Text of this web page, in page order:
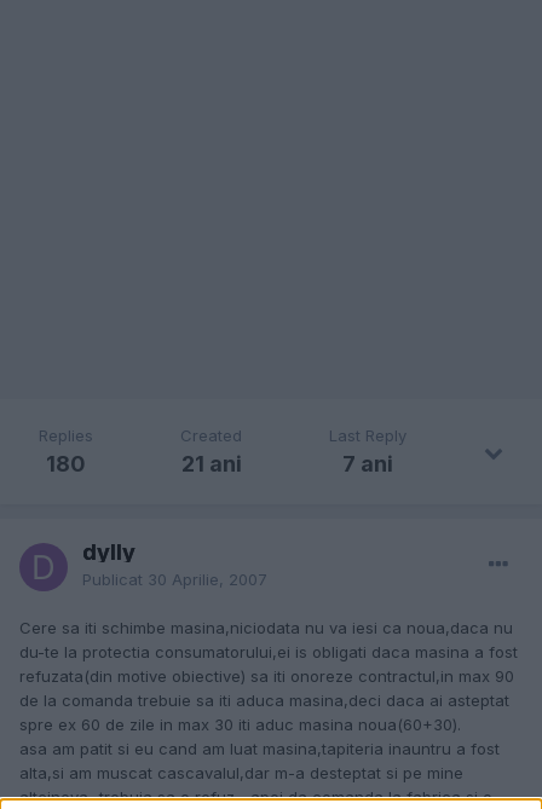
Replies
180
Created
21 ani
Last Reply
7 ani
dylly
Publicat 30 Aprilie, 2007
Cere sa iti schimbe masina,niciodata nu va iesi ca noua,daca nu
du-te la protectia consumatorului,ei is obligati daca masina a fost
refuzata(din motive obiective) sa iti onoreze contractul,in max 90
de la comanda trebuie sa iti aduca masina,deci daca ai asteptat
spre ex 60 de zile in max 30 iti aduc masina noua(60+30).
asa am patit si eu cand am luat masina,tapiteria inauntru a fost
alta,si am muscat cascavalul,dar m-a desteptat si pe mine
altcineva...trebuia sa o refuz... apoi da comanda la fabrica si o